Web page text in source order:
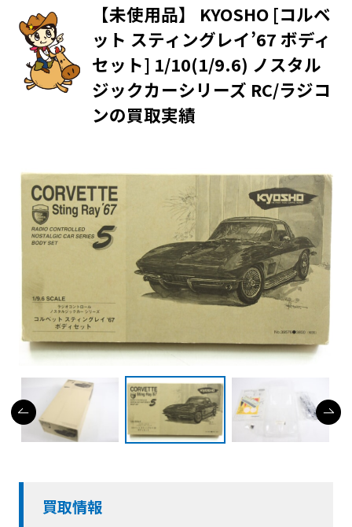
【未使用品】 KYOSHO [コルベ
ット スティングレイ’67 ボディ
セット] 1/10(1/9.6) ノスタル
ジックカーシリーズ RC/ラジコ
ンの買取実績
買取情報